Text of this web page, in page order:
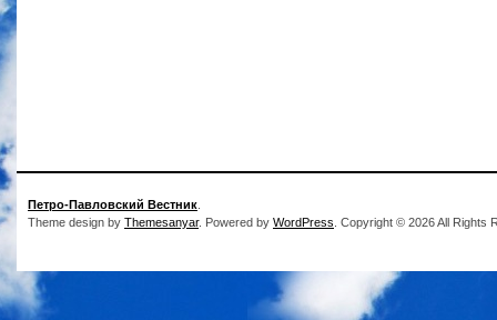
Петро-Павловский Вестник
Theme design by Themesanyar. Powered by WordPress . Copyright © 2026 All Rights